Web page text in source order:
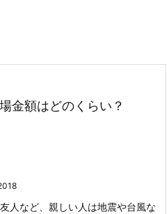
金額はどのくらい？
人など、親しい人は地震や台風な